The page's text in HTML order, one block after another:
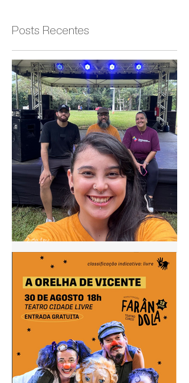
Posts Recentes
Pontão de Cultura Cidade
Livre acompanha agenda do
"Circula MinC" em Goiás
2 de fev.